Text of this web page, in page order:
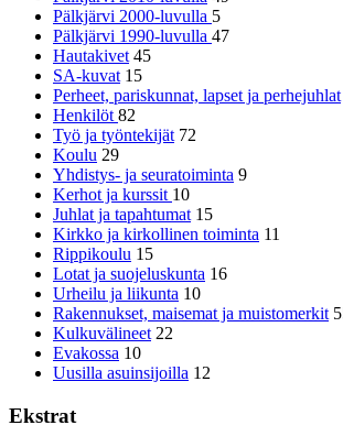
Pälkjärvi 2000-luvulla 5
Pälkjärvi 1990-luvulla 47
Hautakivet 45
SA-kuvat 15
Perheet, pariskunnat, lapset ja perhejuhlat
Henkilöt82
Työ ja työntekijät 72
Koulu 29
Yhdistys- ja seuratoiminta 9
Kerhot ja kurssit 10
Juhlat ja tapahtumat 15
Kirkko ja kirkollinen toiminta 11
Rippikoulu 15
Lotat ja suojeluskunta 16
Urheilu ja liikunta 10
Rakennukset, maisemat ja muistomerkit
Kulkuvälineet 22
Evakossa 10
Uusilla asuinsijoilla 12
Ekstrat